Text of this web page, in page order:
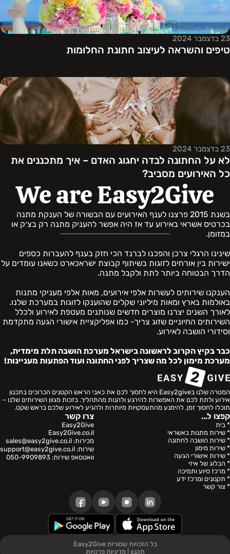
23 בדצמבר 2024
טיפים והשראה לעיצוב חתונת החלומות
23 בדצמבר 2024
לא על החתונה לבדה יחגוג האדם – איך מתכננים את
כל האירועים מסביב?
We are Easy2Give
בשנת 2015 פרצנו לענף האירועים עם הבשורה של הענקת מתנה
בכרטיס אשראי באירוע עד אז היה אפשר להעניק מתנה רק בצ׳ק או
במזומן.
שינינו הרגלי צרכן והפכנו לברנד הכי חזק בענף להעברות כספים
ישירות בין אורחים לזוגות בשיתוף קבוצת ישראכארט כשאנו עומדים על
הדרך הבטוחה ביותר לתת ולקבל מתנה.
הענקנו שירותים לעשרות אלפי אירועים, מאות אלפי מעניקי מתנות
באולמות בארץ ומאות מיליוני שקלים שהוענקו לזוגות במערכת שלנו.
לאורך השנים יצרנו מוצרים חדשים שנותנים מעטפת לאירוע ולכלל
השירותים החיוניים שזוג צריך- כמו אפליקציית אישורי הגעה מתקדמת
וסידורי הושבה לאירוע.
כבר בקיץ הקרוב לראשונה בישראל מערכת הושבה תלת מימדית,
מערכת מימון לכל מה שצריך לפני החתונה ועוד הפתעות מעניינות!
המטרה שלנו בEasy2give היא לחסוך לכם את כאבי הראש הקטנים הכרוכים בתכנון
אירוע ולתת לכם את האפשרות להירגע ולהנות מהתהליך. בזכות מגוון השירותים שלנו –
תוכלו לחסוך זמן, להימנע מהתעסקויות מיותרות ולהגיע לאירוע שלכם בראש שקט.
קפצו ל...
* בית
* שירות מתנות באשראי
* שירות הושבה לחתונה
* שירות מימון
* שירות אישורי הגעה
* הבלוג של איזי
* מרכז סיוע ותמיכה
* תקנונים ומרכז ידע
* צור קשר
צרו קשר
Easy2Give
Easy2Give.co.il
מכירות: sales@easy2give.co.il
שירות: support@easy2give.co.il
וואטסאפ שירות: 050-9909893
כל הזכויות שמורות Easy2Give
תקנון
מדיניות פרטיות